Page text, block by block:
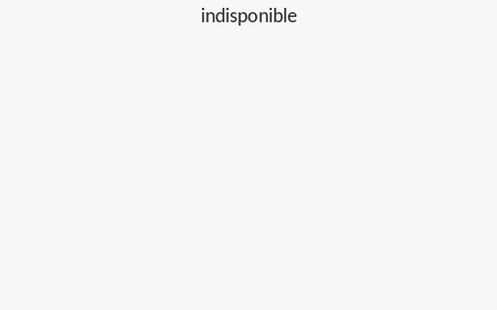
indisponible